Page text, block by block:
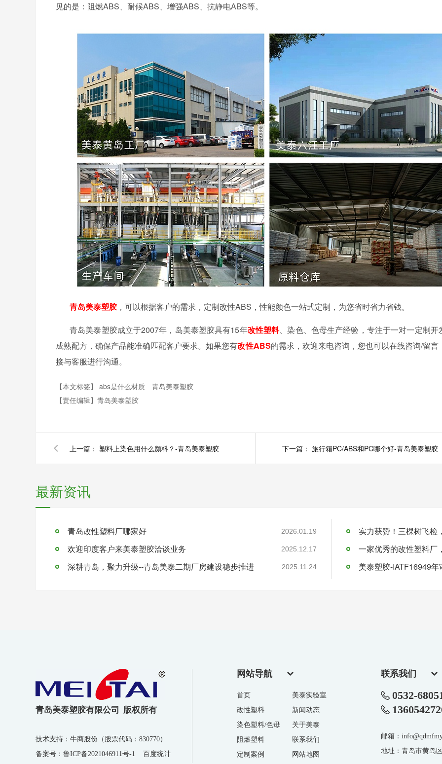
见的是：阻燃ABS、耐候ABS、增强ABS、抗静电ABS等。
青岛美泰塑胶，可以根据客户的需求，定制改性ABS，性能颜色一站式定制，为您省时省力省钱。
青岛美泰塑胶成立于2007年，岛美泰塑胶具有15年改性塑料、染色、色母生产经验，专注于一对一定制开
成熟配方，确保产品能准确匹配客户要求。如果您有改性ABS的需求，欢迎来电咨询，您也可以在线咨询/留言
接与客服进行沟通。
【本文标签】 abs是什么材质
青岛美泰塑胶
【责任编辑】 青岛美泰塑胶
上一篇： 塑料上染色用什么颜料？-青岛美泰塑胶 下一篇： 旅行箱PC/ABS和PC哪个好-青岛美泰塑胶
最新资讯
青岛改性塑料厂哪家好 2026.01.19
欢迎印度客户来美泰塑胶洽谈业务 2025.12.17
深耕青岛，聚力升级--青岛美泰二期厂房建设稳步推进 2025.11.24
实力获赞！三棵树飞检
一家优秀的改性塑料厂
美泰塑胶-IATF16949年
青岛美泰塑胶有限公司 版权所有
技术支持：牛商股份（股票代码：830770）
备案号： 鲁ICP备2021046911号-1 百度统计
网站导航
首页
美泰实验室
改性塑料
新闻动态
染色塑料/色母
关于美泰
阻燃塑料
联系我们
定制案例
网站地图
联系我们
0532-
邮箱：
地址：青岛市黄岛